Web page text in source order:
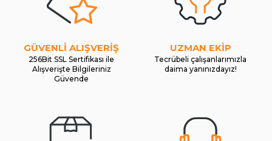
GÜVENLİ ALIŞVERİŞ
256Bit SSL Sertifikası ile
Alışverişte Bilgileriniz
Güvende
UZMAN EKİP
Tecrübeli çalışanlarımızla
daima yanınızdayız!